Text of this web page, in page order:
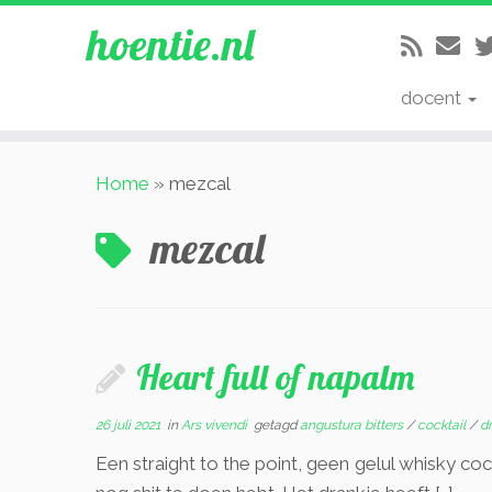
hoentie.nl
docent
Home » mezcal
mezcal
Heart full of napalm
26 juli 2021 inArs vivendi getagdangustura bitters/cocktail/
Een straight to the point, geen gelul whisky